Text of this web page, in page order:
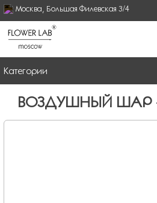
Москва, Большая Филевская 3/4
Категории
ВОЗДУШНЫЙ ШАР